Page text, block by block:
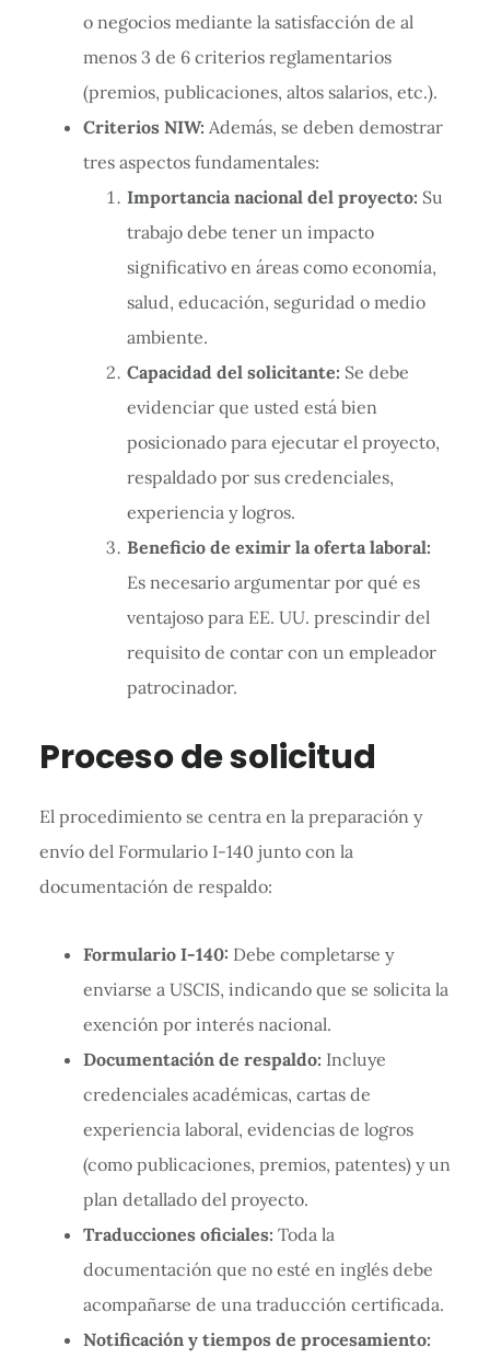
o negocios mediante la satisfacción de al
menos 3 de 6 criterios reglamentarios
(premios, publicaciones, altos salarios, etc.).
Criterios NIW: Además, se deben demostrar
tres aspectos fundamentales:
Importancia nacional del proyecto: Su
trabajo debe tener un impacto
significativo en áreas como economía,
salud, educación, seguridad o medio
ambiente.
Capacidad del solicitante: Se debe
evidenciar que usted está bien
posicionado para ejecutar el proyecto,
respaldado por sus credenciales,
experiencia y logros.
Beneficio de eximir la oferta laboral:
Es necesario argumentar por qué es
ventajoso para EE. UU. prescindir del
requisito de contar con un empleador
patrocinador.
Proceso de solicitud
El procedimiento se centra en la preparación y
envío del Formulario I-140 junto con la
documentación de respaldo:
Formulario I-140: Debe completarse y
enviarse a USCIS, indicando que se solicita la
exención por interés nacional.
Documentación de respaldo: Incluye
credenciales académicas, cartas de
experiencia laboral, evidencias de logros
(como publicaciones, premios, patentes) y un
plan detallado del proyecto.
Traducciones oficiales: Toda la
documentación que no esté en inglés debe
acompañarse de una traducción certificada.
Notificación y tiempos de procesamiento: